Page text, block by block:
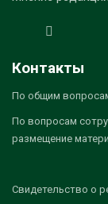
Контакты
По общим
По вопросам
размещение
Свидетельство о